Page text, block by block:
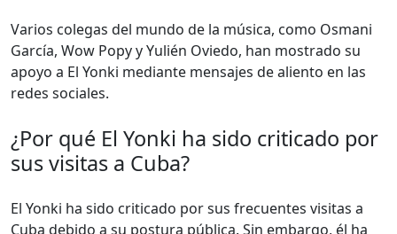
Varios colegas del mundo de la música, como Osmani
García, Wow Popy y Yulién Oviedo, han mostrado su
apoyo a El Yonki mediante mensajes de aliento en las
redes sociales.
¿Por qué El Yonki ha sido criticado por
sus visitas a Cuba?
El Yonki ha sido criticado por sus frecuentes visitas a
Cuba debido a su postura pública. Sin embargo, él ha